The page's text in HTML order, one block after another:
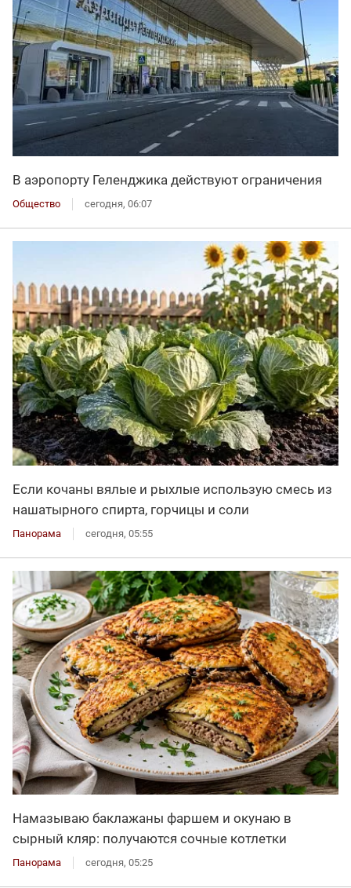
В аэропорту Геленджика действуют ограничения
Общество сегодня, 06:07
Если кочаны вялые и рыхлые использую смесь из
нашатырного спирта, горчицы и соли
Панорама сегодня, 05:55
Намазываю баклажаны фаршем и окунаю в
сырный кляр: получаются сочные котлетки
Панорама сегодня, 05:25